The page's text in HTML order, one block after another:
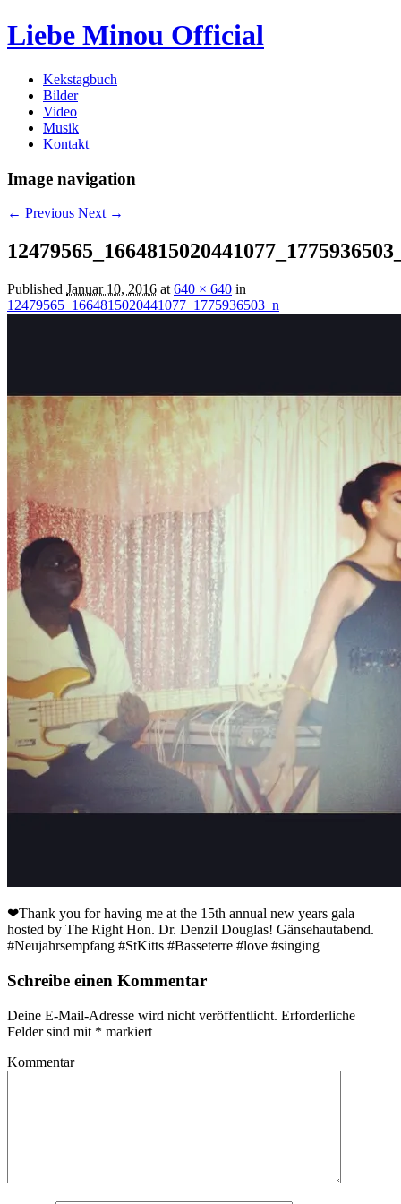
Liebe Minou Official
Kekstagbuch
Bilder
Video
Musik
Kontakt
Image navigation
← Previous Next →
Published Januar 10, 2016 at 640 × 640 in
12479565_1664815020441077_1775936503_n
❤Thank you for having me at the 15th annual new years gala
hosted by The Right Hon. Dr. Denzil Douglas! Gänsehautabend.
#Neujahrsempfang #StKitts #Basseterre #love #singing
Schreibe einen Kommentar
Deine E-Mail-Adresse wird nicht veröffentlicht. Erforderliche
Felder sind mit * markiert
Kommentar